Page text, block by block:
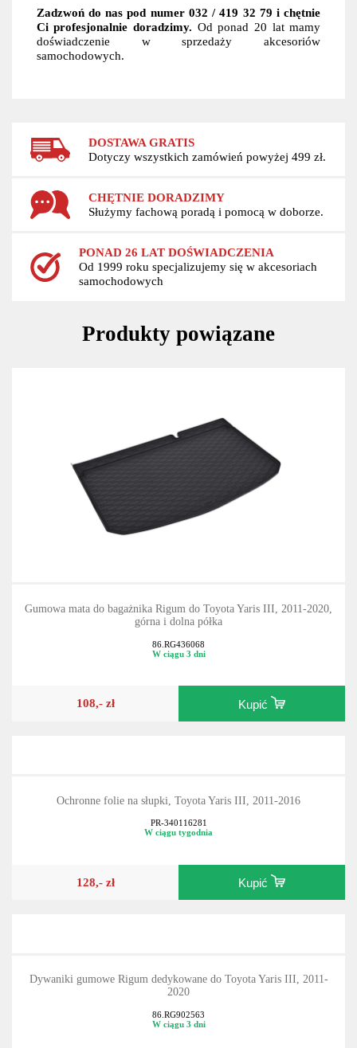
Zadzwoń do nas pod numer 032 / 419 32 79 i chętnie
Ci profesjonalnie doradzimy. Od ponad 20 lat mamy
doświadczenie w sprzedaży akcesoriów
samochodowych.
DOSTAWA GRATIS
Dotyczy wszystkich zamówień powyżej 499 zł.
CHĘTNIE DORADZIMY
Służymy fachową poradą i pomocą w doborze.
PONAD 26 LAT DOŚWIADCZENIA
Od 1999 roku specjalizujemy się w akcesoriach
samochodowych
Produkty powiązane
Gumowa mata do bagażnika Rigum do Toyota Yaris III, 2011-2020,
górna i dolna półka
86.RG436068
W ciągu 3 dni
108,- zł Kupić
Ochronne folie na słupki, Toyota Yaris III, 2011-2016
PR-340116281
W ciągu tygodnia
128,- zł Kupić
Dywaniki gumowe Rigum dedykowane do Toyota Yaris III, 2011-
2020
86.RG902563
W ciągu 3 dni